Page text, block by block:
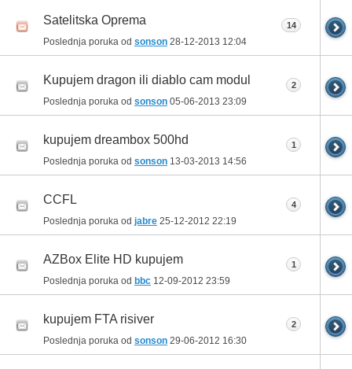
Satelitska Oprema
Poslednja poruka od sonson 28-12-2013 12:04
14
Kupujem dragon ili diablo cam modul
Poslednja poruka od sonson 05-06-2013 23:09
2
kupujem dreambox 500hd
Poslednja poruka od sonson 13-03-2013 14:56
1
CCFL
Poslednja poruka od jabre 25-12-2012 22:19
4
AZBox Elite HD kupujem
Poslednja poruka od bbc 12-09-2012 23:59
1
kupujem FTA risiver
Poslednja poruka od sonson 29-06-2012 16:30
2